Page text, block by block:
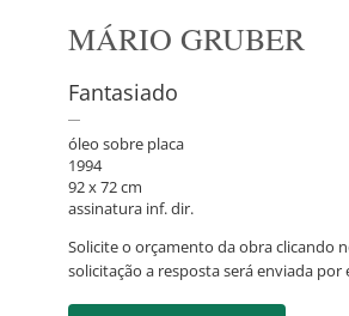
MÁRIO GRUBER
Fantasiado
óleo sobre placa
1994
92 x 72 cm
assinatura inf. dir.
Solicite o orçamento da obra clicando
solicitação a resposta será enviada por